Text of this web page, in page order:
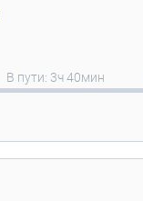
В пути: 3ч 40мин